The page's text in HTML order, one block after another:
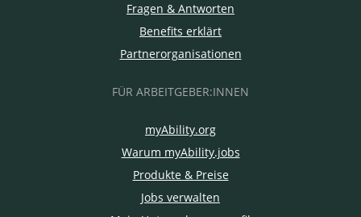
Fragen & Antworten
Benefits erklärt
Partnerorganisationen
FÜR ARBEITGEBER:INNEN
myAbility.org
Warum myAbility.jobs
Produkte & Preise
Jobs verwalten